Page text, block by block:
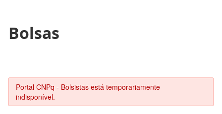
Bolsas
Portal CNPq - Bolsistas está temporariamente
indisponível.